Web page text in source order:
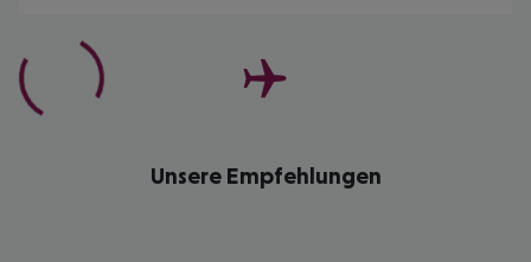
Unsere Empfehlungen